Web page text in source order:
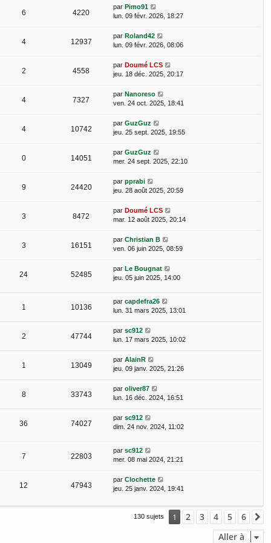
6 4220
par Pimo91
lun. 09 févr. 2026, 18:27
4 12937
par Roland42
lun. 09 févr. 2026, 08:06
2 4558
par Doumé LCS
jeu. 18 déc. 2025, 20:17
4 7327
par Nanoreso
ven. 24 oct. 2025, 18:41
4 10742
par GuzGuz
jeu. 25 sept. 2025, 19:55
0 14051
par GuzGuz
mer. 24 sept. 2025, 22:10
9 24420
par pprabi
jeu. 28 août 2025, 20:59
3 8472
par Doumé LCS
mar. 12 août 2025, 20:14
3 16151
par Christian B
ven. 06 juin 2025, 08:59
24 52485
par Le Bougnat
jeu. 05 juin 2025, 14:00
1 10136
par capdefra26
lun. 31 mars 2025, 13:01
2 47744
par sc912
lun. 17 mars 2025, 10:02
1 13049
par AlainR
jeu. 09 janv. 2025, 21:26
8 33743
par oliver87
lun. 16 déc. 2024, 16:51
36 74027
par sc912
dim. 24 nov. 2024, 11:02
7 22803
par sc912
mer. 08 mai 2024, 21:21
12 47943
par Clochette
jeu. 25 janv. 2024, 19:41
130 sujets 1 2 3 4 5 6
Aller à